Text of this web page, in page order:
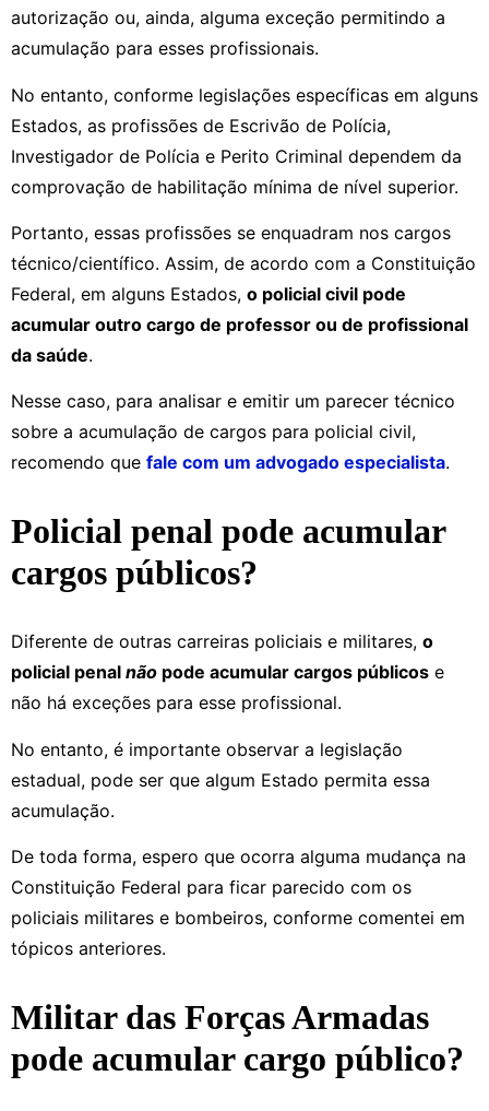
autorização ou, ainda, alguma exceção permitindo a
acumulação para esses profissionais.
No entanto, conforme legislações específicas em alguns
Estados, as profissões de Escrivão de Polícia,
Investigador de Polícia e Perito Criminal dependem da
comprovação de habilitação mínima de nível superior.
Portanto, essas profissões se enquadram nos cargos
técnico/científico. Assim, de acordo com a Constituição
Federal, em alguns Estados, o policial civil pode
acumular outro cargo de professor ou de profissional
da saúde.
Nesse caso, para analisar e emitir um parecer técnico
sobre a acumulação de cargos para policial civil,
recomendo que fale com um advogado especialista.
Policial penal pode acumular
cargos públicos?
Diferente de outras carreiras policiais e militares, o
policial penal não pode acumular cargos públicos e
não há exceções para esse profissional.
No entanto, é importante observar a legislação
estadual, pode ser que algum Estado permita essa
acumulação.
De toda forma, espero que ocorra alguma mudança na
Constituição Federal para ficar parecido com os
policiais militares e bombeiros, conforme comentei em
tópicos anteriores.
Militar das Forças Armadas
pode acumular cargo público?